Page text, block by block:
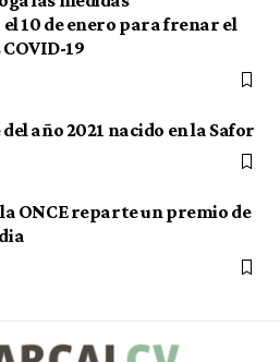
10 de enero para frenar el
19
año 2021 nacido en la Safor
ONCE reparte un premio de